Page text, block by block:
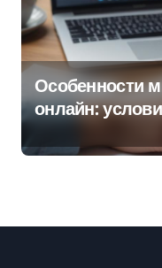
Особенности
онлайн:
ставки и